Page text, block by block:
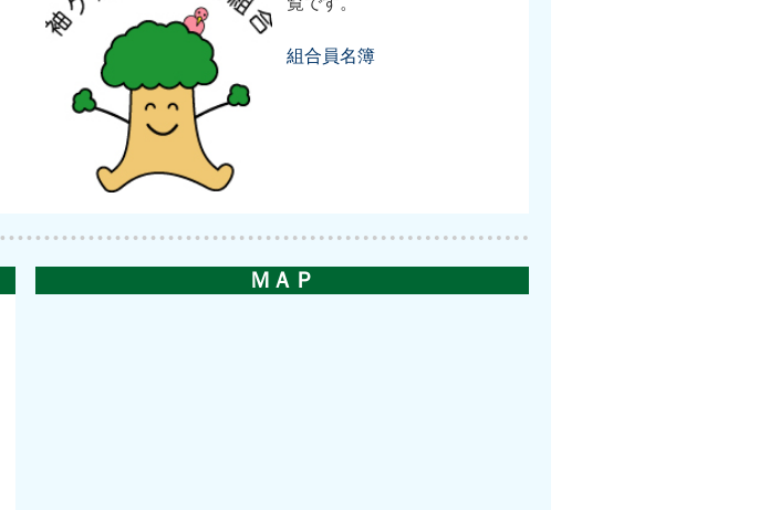
組合員名簿
ＭＡＰ